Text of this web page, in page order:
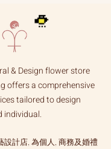
& Design flower store
offers a comprehensive
tailored to design
individual.
設計店, 為個人, 商務及婚禮